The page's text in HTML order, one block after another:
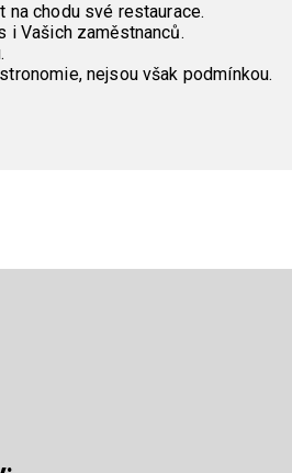
na chodu své restaurace.
i Vašich zaměstnanců.
nejsou však podmínkou.